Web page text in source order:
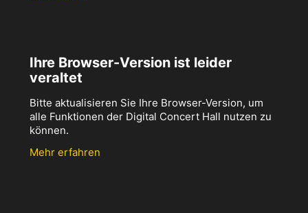
Ihre Browser-Version ist leider
veraltet
Bitte aktualisieren Sie Ihre Browser-Version, um
alle Funktionen der Digital Concert Hall nutzen zu
können.
Mehr erfahren